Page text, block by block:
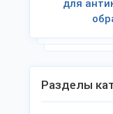
для
Разделы